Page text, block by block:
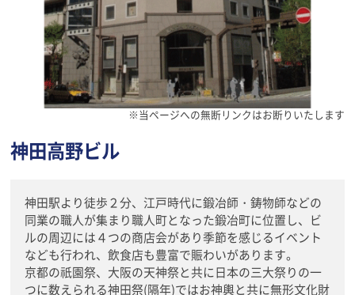
※当ページへの無断リンクはお断りいたします
神田高野ビル
神田駅より徒歩２分、江戸時代に鍛冶師・鋳物師などの
同業の職人が集まり職人町となった鍛冶町に位置し、ビ
ルの周辺には４つの商店会があり季節を感じるイベント
なども行われ、飲食店も豊富で賑わいがあります。
京都の祇園祭、大阪の天神祭と共に日本の三大祭りの一
つに数えられる神田祭(隔年)ではお神輿と共に無形文化財